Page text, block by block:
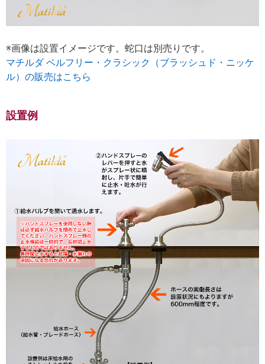
※画像は設置イメージです。蛇口は別売りです。
マチルダ ベルフリー・クラシック（ブラッシュド・ニッケ
ル）の販売はこちら
設置例